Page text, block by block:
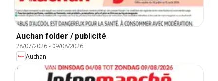
Auchan folder / publicité
28/07/2026- 09/08/2026
Auchan